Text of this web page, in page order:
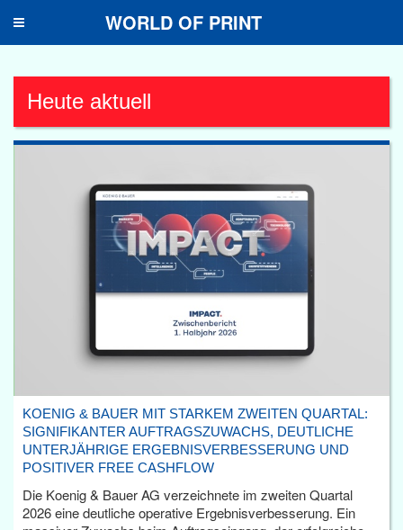
Toggle
WORLD OF PRINT
Heute aktuell
KOENIG & BAUER MIT STARKEM ZWEITEN QUARTAL:
SIGNIFIKANTER AUFTRAGSZUWACHS, DEUTLICHE
UNTERJÄHRIGE ERGEBNISVERBESSERUNG UND
POSITIVER FREE CASHFLOW
Die Koenig & Bauer AG verzeichnete im zweiten Quartal
2026 eine deutliche operative Ergebnisverbesserung. Ein